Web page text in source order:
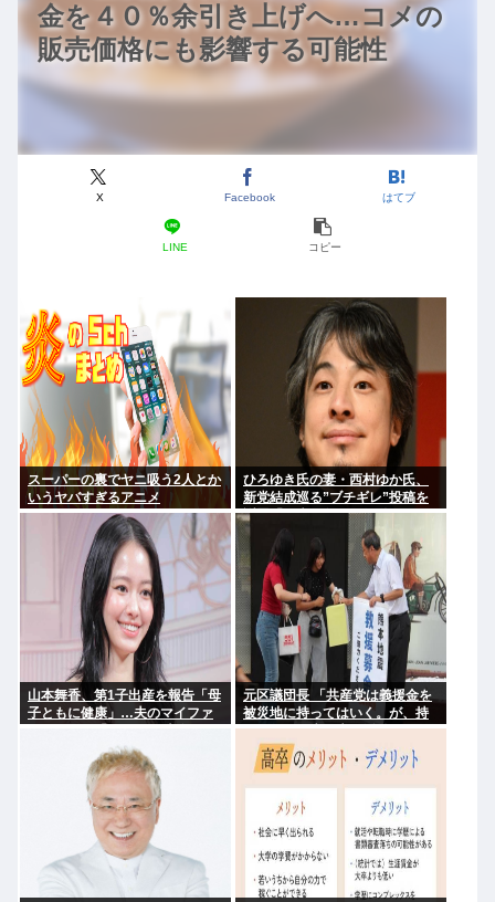
金を４０％余引き上げへ…コメの
販売価格にも影響する可能性
X Facebook はてブ
LINE コピー
スーパーの裏でヤニ吸う2人とか
いうヤバすぎるアニメ
ひろゆき氏の妻・西村ゆか氏、
新党結成巡る”ブチギレ”投稿を
謝罪「配慮に欠けた行動でし
た」 夫婦で投稿
山本舞香、第1子出産を報告「母
子ともに健康」…夫のマイファ
森昌子さんの孫
元区議団長 「共産党は義援金を
被災地に持ってはいく。が、持
って行った先で党の活動のため
に使う」